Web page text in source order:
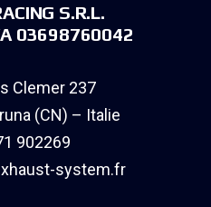
S.R.L.
03698760042
Clemer 237
(CN) – Italie
902269
system.fr